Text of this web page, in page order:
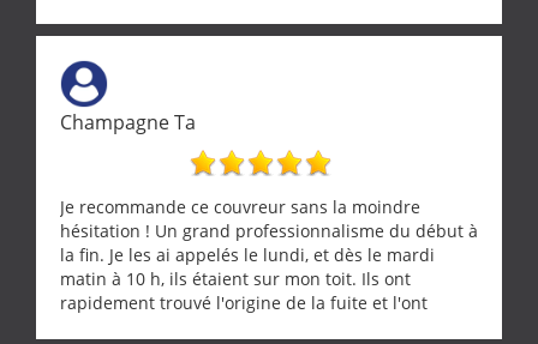
demande de l écoute et de la considération, ce qui
ne se trouve que chez les pationnés de leur métier.
Merci a ce monsieur pour sa disponibilité
Champagne Ta
Je recommande ce couvreur sans la moindre
hésitation ! Un grand professionnalisme du début à
la fin. Je les ai appelés le lundi, et dès le mardi
matin à 10 h, ils étaient sur mon toit. Ils ont
rapidement trouvé l'origine de la fuite et l'ont